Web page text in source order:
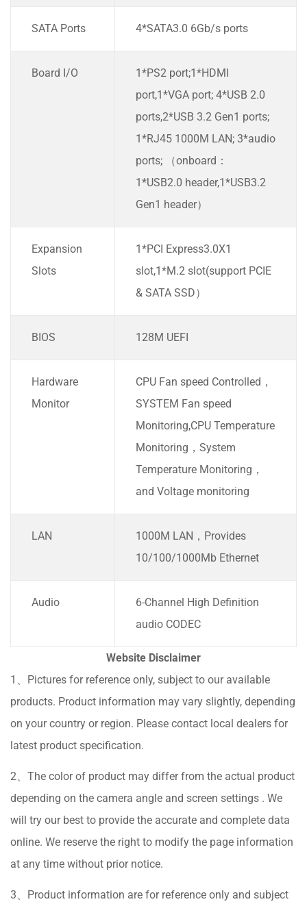
SATA Ports 4*SATA3.0 6Gb/s ports
Board I/O
1*PS2 port;1*HDMI
port,1*VGA port; 4*USB 2.0
ports,2*USB 3.2 Gen1 ports;
1*RJ45 1000M LAN; 3*audio
ports; （onboard：
1*USB2.0 header,1*USB3.2
Gen1 header）
Expansion
Slots
1*PCI Express3.0X1
slot,1*M.2 slot(support PCIE
& SATA SSD）
BIOS 128M UEFI
Hardware
Monitor
CPU Fan speed Controlled，
SYSTEM Fan speed
Monitoring,CPU Temperature
Monitoring，System
Temperature Monitoring，
and Voltage monitoring
LAN
1000M LAN，Provides
10/100/1000Mb Ethernet
Audio
6-Channel High Definition
audio CODEC
Website Disclaimer
1、Pictures for reference only, subject to our available
products. Product information may vary slightly, depending
on your country or region. Please contact local dealers for
latest product specification.
2、The color of product may differ from the actual product
depending on the camera angle and screen settings . We
will try our best to provide the accurate and complete data
online. We reserve the right to modify the page information
at any time without prior notice.
3、Product information are for reference only and subject